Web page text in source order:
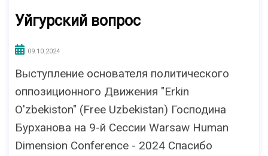
Уйгурский вопрос
09.10.2024
Выступление основателя политического
оппозиционного Движения "Erkin
O'zbekiston" (Free Uzbekistan) Господина
Бурханова на 9-й Сессии Warsaw Human
Dimension Conference - 2024 Спасибо